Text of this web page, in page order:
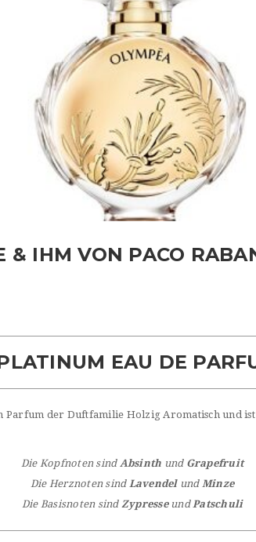
& IHM VON PACO
EAU DE
Parfum der Duftfamilie Holzig Aromatisch und
Die Kopfnoten sind Absinth und Grapefruit
Die Herznoten sindLavendelund Minze
Die Basisnoten sind ZypresseundPatschuli